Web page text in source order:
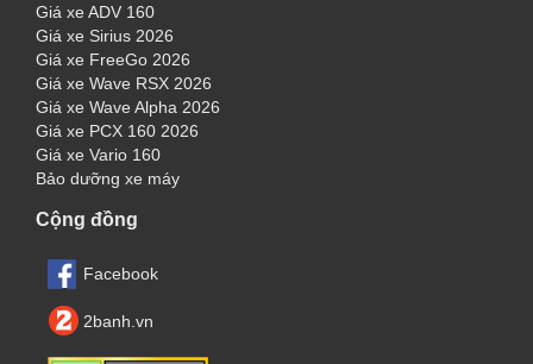
Giá xe ADV 160
Giá xe Sirius 2026
Giá xe FreeGo 2026
Giá xe Wave RSX 2026
Giá xe Wave Alpha 2026
Giá xe PCX 160 2026
Giá xe Vario 160
Bảo dưỡng xe máy
Cộng đồng
Facebook
2banh.vn